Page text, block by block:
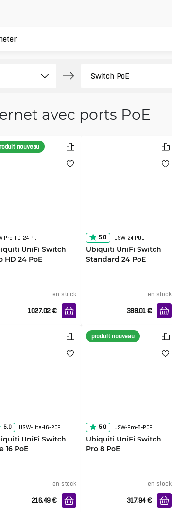
avec ports PoE
nouveau
USW-Pro-HD-24-PoE
UniFi Switch
HD 24 PoE
en stock
1027.02 €
5.0 USW-24-POE
Ubiquiti UniFi Switch
Standard 24 PoE
en stock
388.01 €
5.0 USW-Lite-16-POE
UniFi Switch
16 PoE
en stock
216.49 €
produit nouveau
5.0 USW-Pro-8-POE
Ubiquiti UniFi Switch
Pro 8 PoE
en stock
317.94 €